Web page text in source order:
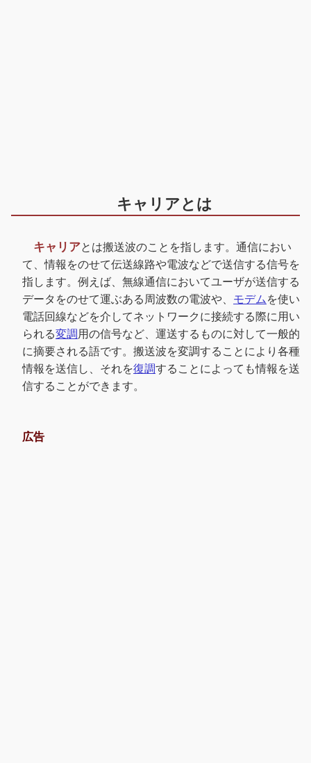
キャリアとは
キャリアとは搬送波のことを指します。通信におい
て、情報をのせて伝送線路や電波などで送信する信号を
指します。例えば、無線通信においてユーザが送信する
データをのせて運ぶある周波数の電波や、 モデム を使い
電話回線などを介してネットワークに接続する際に用い
られる変調 用の信号など、運送するものに対して一般的
に摘要される語です。搬送波を変調することにより各種
情報を送信し、それを復調することによっても情報を送
信することができます。
広告